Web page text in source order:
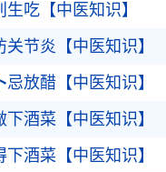
生吃【中医知识】
关节炎【中医知识】
忌放醋【中医知识】
下酒菜【中医知识】
下酒菜【中医知识】